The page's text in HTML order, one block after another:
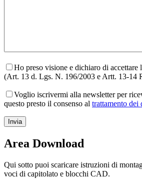
Ho preso visione e dichiaro di accettare
(Art. 13 d. Lgs. N. 196/2003 e Artt. 13-14
Voglio iscrivermi alla newsletter per
questo presto il consenso al trattamento dei
Area Download
Qui sotto puoi scaricare istruzioni di
voci di capitolato e blocchi CAD.